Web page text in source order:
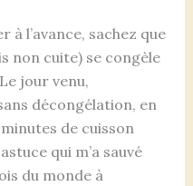
à l’avance, sachez que
non cuite) se congèle
jour venu,
décongélation, en
de cuisson
qui m’a sauvé
du monde à